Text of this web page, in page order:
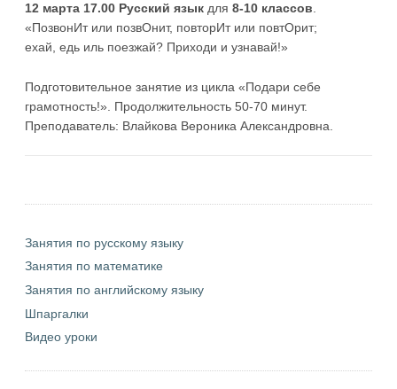
12 марта 17.00 Русский язык для 8-10 классов
«ПозвонИт или позвОнит, повторИт или повтОрит;
ехай, едь иль поезжай? Приходи и узнавай!»
Подготовительное занятие из цикла «Подари себе
грамотность!». Продолжительность 50-70 минут.
Преподаватель: Влайкова Вероника Александровна.
Занятия по русскому языку
Занятия по математике
Занятия по английскому языку
Шпаргалки
Видео уроки